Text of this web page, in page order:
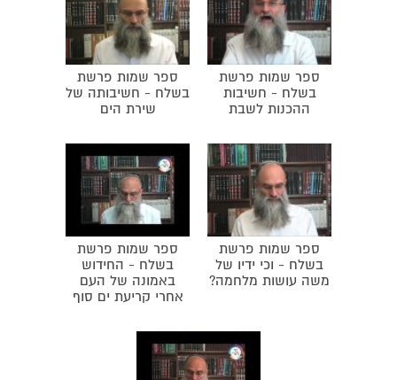
ספר שמות פרשת
בשלח - חשיבות
ההכנות לשבת
ספר שמות פרשת
בשלח - חשיבותה של
שירת הים
ספר שמות פרשת
בשלח - וכי ידיו של
משה עושות מלחמה?
ספר שמות פרשת
בשלח - החידוש
באמונה של העם
אחרי קריעת ים סוף